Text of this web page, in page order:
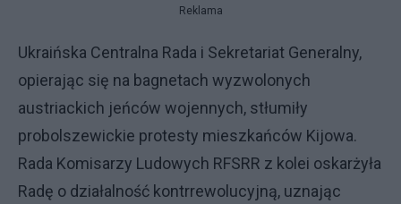
Reklama
Ukraińska Centralna Rada i Sekretariat Generalny,
opierając się na bagnetach wyzwolonych
austriackich jeńców wojennych, stłumiły
probolszewickie protesty mieszkańców Kijowa.
Rada Komisarzy Ludowych RFSRR z kolei oskarżyła
Radę o działalność kontrrewolucyjną, uznając